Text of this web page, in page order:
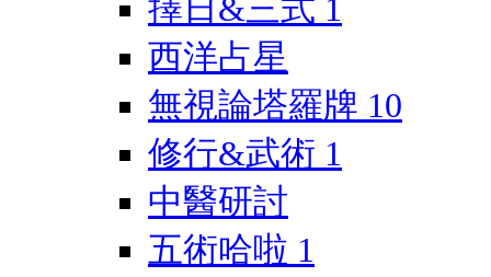
擇日&三式 1
西洋占星
無視論塔羅牌 10
修行&武術 1
中醫研討
五術哈啦 1